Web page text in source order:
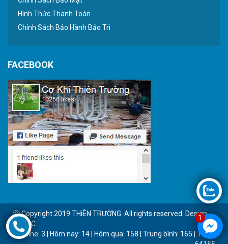
Hình Thức Thanh Toán
Chính Sách Bảo Hành Bảo Trì
FACEBOOK
Ⓒ Copyright 2019 THiÊN TRƯỜNG. All rights reserved. Design
by BTC
Online: 3 | Hôm nay: 14 | Hôm qua: 158 | Trung bình: 165 | Tổng:
1